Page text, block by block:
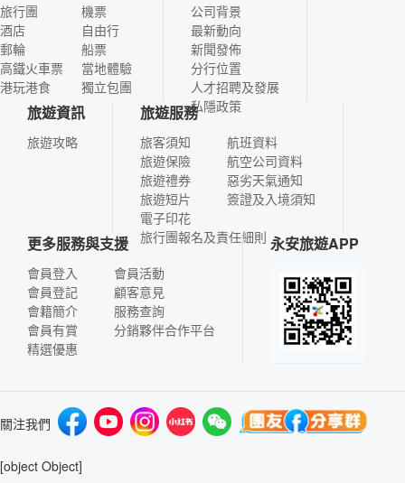
旅行團
酒店
郵輪
高鐵火車票
港玩港食
機票
自由行
船票
當地體驗
獨立包團
公司背景
最新動向
新聞發佈
分行位置
人才招聘及發展
私隱政策
旅遊資訊
旅遊攻略
旅遊服務
旅客須知
旅遊保險
旅遊禮券
旅遊短片
電子印花
航班資料
航空公司資料
惡劣天氣通知
簽證及入境須知
旅行團報名及責任細則
更多服務與支援
會員登入
會員登記
會籍簡介
會員有賞
精選優惠
會員活動
顧客意見
服務查詢
分銷夥伴合作平台
永安旅遊APP
關注我們
[object Object]